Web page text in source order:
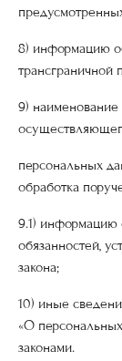
8) информацию
трансграничной
9)
персональных
обработка
9.1) информацию
обязанностей,
закона;
10) иные
«О
законами.